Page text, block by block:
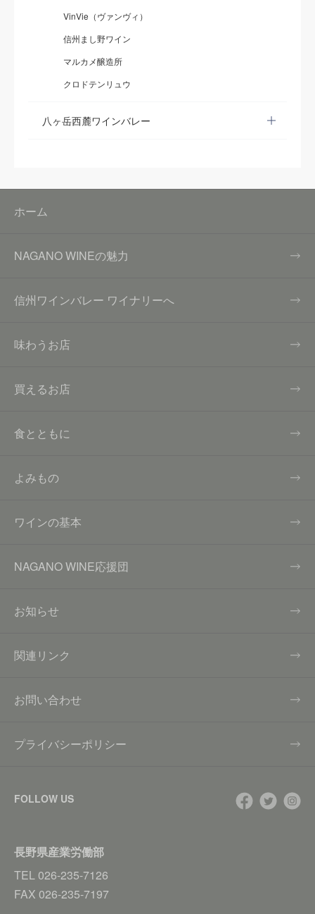
VinVie（ヴァンヴィ）
信州まし野ワイン
マルカメ醸造所
クロドテンリュウ
八ヶ岳西麓ワインバレー
ホーム
NAGANO WINEの魅力
信州ワインバレー ワイナリーへ
味わうお店
買えるお店
食とともに
よみもの
ワインの基本
NAGANO WINE応援団
お知らせ
関連リンク
お問い合わせ
プライバシーポリシー
FOLLOW US
長野県産業労働部
TEL 026-235-7126
FAX 026-235-7197